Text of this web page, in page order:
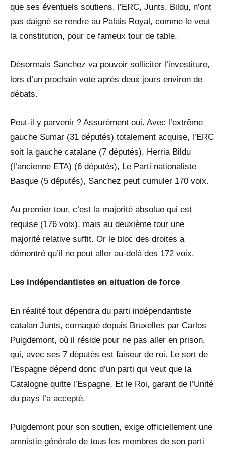
que ses éventuels soutiens, l’ERC, Junts, Bildu, n’ont
pas daigné se rendre au Palais Royal, comme le veut
la constitution, pour ce fameux tour de table.
Désormais Sanchez va pouvoir solliciter l’investiture,
lors d’un prochain vote après deux jours environ de
débats.
Peut-il y parvenir ? Assurément oui. Avec l’extrême
gauche Sumar (31 députés) totalement acquise, l’ERC
soit la gauche catalane (7 députés), Herria Bildu
(l’ancienne ETA) (6 députés), Le Parti nationaliste
Basque (5 députés), Sanchez peut cumuler 170 voix.
Au premier tour, c’est la majorité absolue qui est
requise (176 voix), mais au deuxième tour une
majorité relative suffit. Or le bloc des droites a
démontré qu’il ne peut aller au-delà des 172 voix.
Les indépendantistes en situation de force
En réalité tout dépendra du parti indépendantiste
catalan Junts, cornaqué depuis Bruxelles par Carlos
Puigdemont, où il réside pour ne pas aller en prison,
qui, avec ses 7 députés est faiseur de roi. Le sort de
l’Espagne dépend donc d’un parti qui veut que la
Catalogne quitte l’Espagne. Et le Roi, garant de l’Unité
du pays l’a accepté.
Puigdemont pour son soutien, exige officiellement une
amnistie générale de tous les membres de son parti